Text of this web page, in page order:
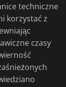
techniczne
korzystać z
czasy